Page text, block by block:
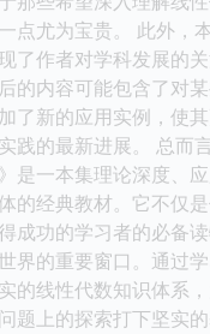
点尤为宝贵。 此外，
了作者对学科发展的
的内容可能包含了对
了新的应用实例，使
践的最新进展。 总而
》是一本集理论深度、
的经典教材。它不仅
成功的学习者的必备
界的重要窗口。通过
的线性代数知识体系
题上的探索打下坚实的